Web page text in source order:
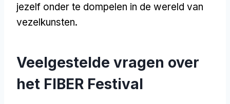
jezelf onder te dompelen in de wereld van
vezelkunsten.
Veelgestelde vragen over
het FIBER Festival